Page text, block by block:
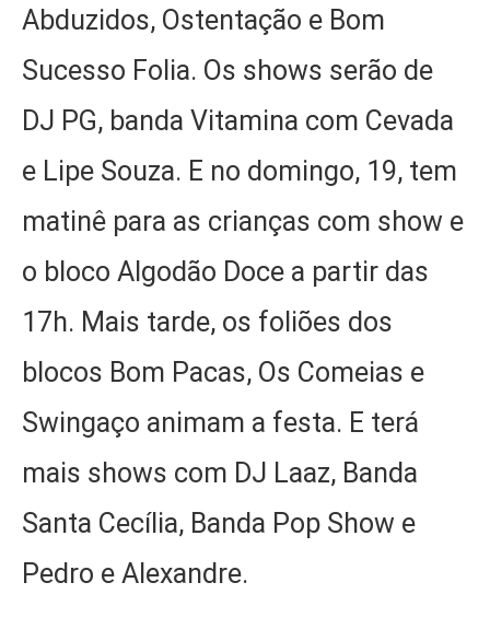
Abduzidos, Ostentação e Bom
Sucesso Folia. Os shows serão de
DJ PG, banda Vitamina com Cevada
e Lipe Souza. E no domingo, 19, tem
matinê para as crianças com show e
o bloco Algodão Doce a partir das
17h. Mais tarde, os foliões dos
blocos Bom Pacas, Os Comeias e
Swingaço animam a festa. E terá
mais shows com DJ Laaz, Banda
Santa Cecília, Banda Pop Show e
Pedro e Alexandre.